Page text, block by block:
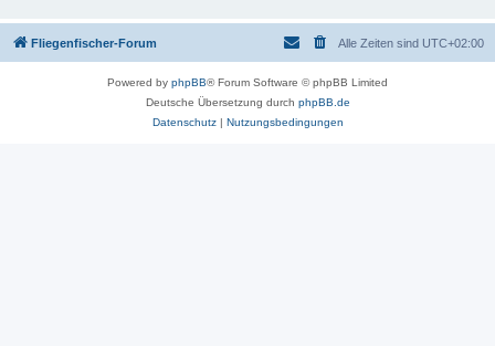
Fliegenfischer-Forum Alle Zeiten sind UTC+02:00
Powered by phpBB® Forum Software © phpBB Limited
Deutsche Übersetzung durch phpBB.de
Datenschutz| Nutzungsbedingungen